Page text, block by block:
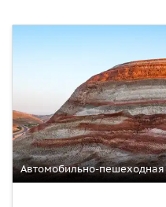
Автомобильно-пешеходная